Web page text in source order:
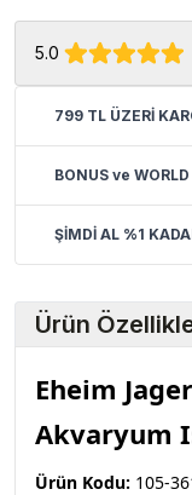
5.0
799 TL ÜZERİ
BONUS ve
ŞİMDİ AL %1
Ürün
Eheim
Akvaryum
Ürün Kodu: 105-